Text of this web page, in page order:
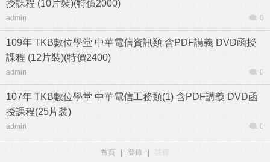
授課程 (10片裝)(特價2000)
admin 0
109年 TKB數位學堂 中華電信資訊類 含PDF講義 DVD函授
課程 (12片裝)(特價2400)
admin 0
107年 TKB數位學堂 中華電信工務類(1) 含PDF講義 DVD函
授課程(25片裝)
admin 0
首頁 登錄